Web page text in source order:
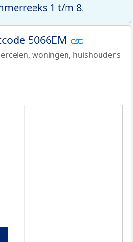
1 t/m 8.
5066EM
woningen, huishoudens